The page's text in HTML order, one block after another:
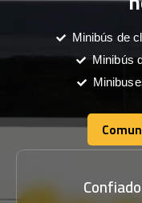
Minibús de
Minibús